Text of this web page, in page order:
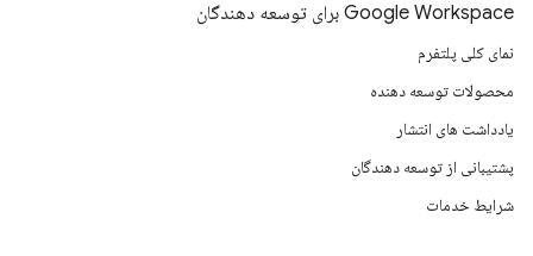
Google Workspace برای توسعه دهندگان
نمای کلی پلتفرم
محصولات توسعه دهنده
یادداشت های انتشار
پشتیبانی از توسعه دهندگان
شرایط خدمات